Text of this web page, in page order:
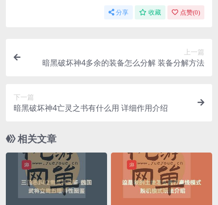
分享 收藏 点赞(0)
上一篇
暗黑破坏神4多余的装备怎么分解 装备分解方法
下一篇
暗黑破坏神4亡灵之书有什么用 详细作用介绍
相关文章